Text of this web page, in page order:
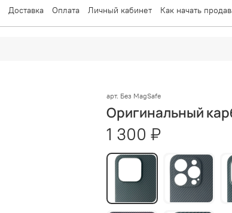
Доставка Оплата Личный кабинет Как начать
арт. Без MagSafe
Оригинальный
1 300 ₽